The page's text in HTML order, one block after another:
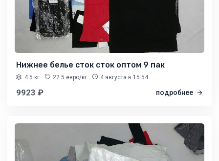
Нижнее белье сток сток оптом 9 пак
4.5 кг 22.5 евро/кг 4 августа в 15:54
9923 ₽ подробнее